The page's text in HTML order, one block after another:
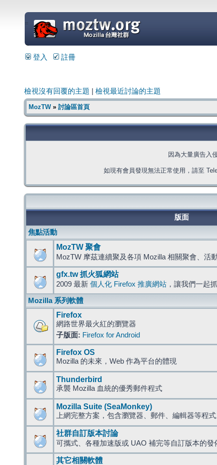
=
登入 註冊
檢視沒有回覆的主題 檢視最近討論的主題
MozTW» 討論區首頁
因為大量廣告入
如現有會員發現無法正常使用，請至
版面
焦點活動
MozTW 聚會
MozTW 摩茲連續聚及各項 Mozilla 相關聚會、活
gfx.tw 抓火狐網站
2009 最新 個人化 Firefox 推廣網站 ，讓我們一起
Mozilla 系列軟體
Firefox
網路世界最火紅的瀏覽器
子版面: Firefox for Android
Firefox OS
Mozilla 的未來，Web 作為平台的體現
Thunderbird
承襲 Mozilla 血統的優秀郵件程式
Mozilla Suite (SeaMonkey)
上網完整方案，包含瀏覽器、郵件、編輯器等程
社群自訂版本討論
可攜式、各種加速版或 UAO 補完等自訂版本的發
其它相關軟體